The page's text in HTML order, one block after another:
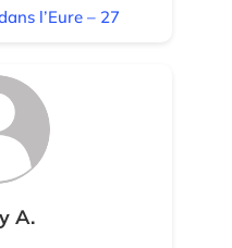
l’Eure – 27
A.